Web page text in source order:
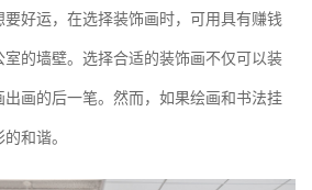
好运，在选择装饰画时，可用具有赚钱
的墙壁。选择合适的装饰画不仅可以装
画的后一笔。然而，如果绘画和书法挂
和谐。